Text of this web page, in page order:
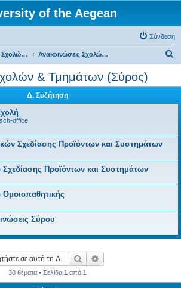
of the Aegean
Σύνδεση
Ανακοινώσεις Σχολών, Τμημάτων, Συλλόγων & Υπηρεσιών Ανακοινώσεις Σχολών & Τμημάτων (Σύρος)
& Τμημάτων (Σύρος)
Δ. Συζήτηση
office
Σχεδίασης Προϊόντων και Συστημάτων
Σχεδίασης Προϊόντων και Συστημάτων
Ομοιοπαθητικής
Σύρου
Αναζήτηση
38 θέματα • Σελίδα 1 από 1